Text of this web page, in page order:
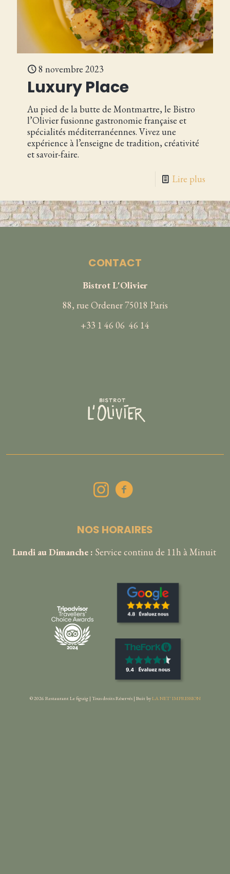
8 novembre 2023
Luxury Place
Au pied de la butte de Montmartre, le Bistro
l’Olivier fusionne gastronomie française et
spécialités méditerranéennes. Vivez une
expérience à l’enseigne de tradition, créativité
et savoir-faire.
Lire plus
CONTACT
Bistrot L'Olivier
88, rue Ordener 75018 Paris
+33 1 46 06 46 14
NOS HORAIRES
Lundi au Dimanche : Service continu de 11h à Minuit
© 2026 Restaurant Le figuig | Tous droits Réservés | Buit byLA NET' IMPRESSION